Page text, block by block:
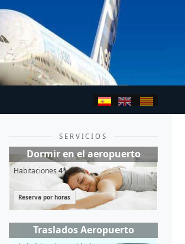
SERVICIOS
Dormir en el aeropuerto
Habitaciones4*
Reserva por horas
Traslados Aeropuerto